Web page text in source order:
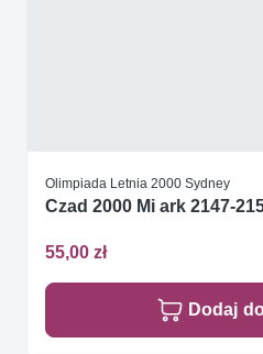
Olimpiada Letnia 2000 Sydney
Czad 2000 Mi ark 2147-
55,00 zł
Dodaj